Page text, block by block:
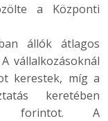
a Központi
állók átlagos
vállalkozásoknál
kerestek, míg a
keretében
forintot. A